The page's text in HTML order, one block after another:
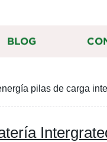
BLOG
pilas de carga